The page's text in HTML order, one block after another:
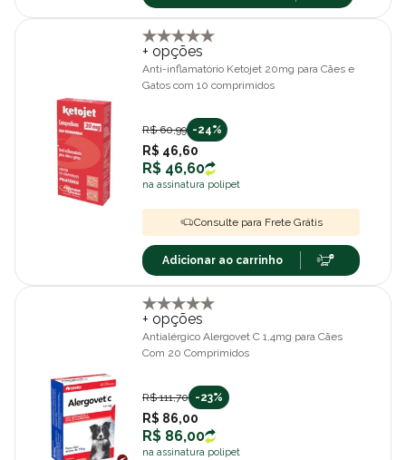
+ opções
Anti-inflamatório Ketojet 20mg para Cães e
Gatos com 10 comprimidos
R$ 60,99 -24%
R$ 46,60
R$ 46,60
na assinatura polipet
Consulte para Frete Grátis
Adicionar ao carrinho
+ opções
Antialérgico Alergovet C 1,4mg para Cães
Com 20 Comprimidos
R$ 111,70 -23%
R$ 86,00
R$ 86,00
na assinatura polipet